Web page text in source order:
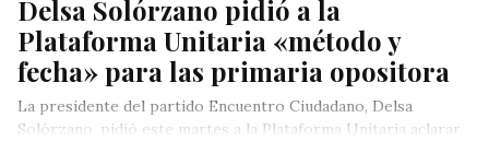
Delsa Solórzano pidió a la
Plataforma Unitaria «método y
fecha» para las primaria opositora
La presidente del partido Encuentro Ciudadano, Delsa
Solórzano, pidió este martes a la Plataforma Unitaria aclarar